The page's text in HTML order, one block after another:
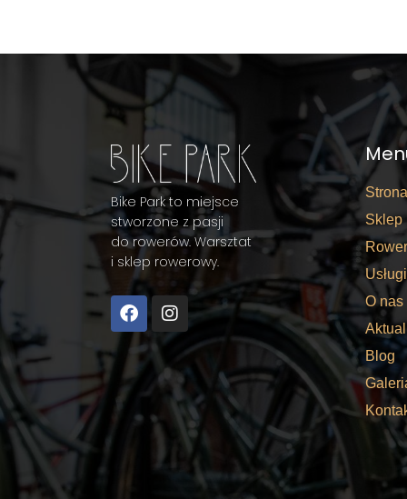
Bike Park to miejsce
stworzone z pasji
do rowerów. Warsztat
i sklep rowerowy.
Sklep
Usługi
O nas
Blog